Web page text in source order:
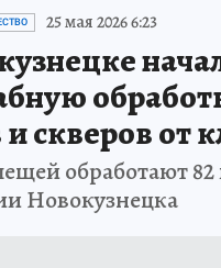
25 мая 2026 6:23
скверов от
обработают 82
Новокузнецка